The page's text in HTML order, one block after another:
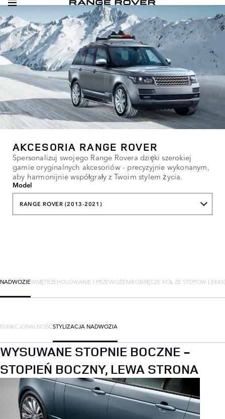
AKCESORIA RANGE ROVER
Spersonalizuj swojego Range Rovera dzięki szerokiej
gamie oryginalnych akcesoriów - precyzyjnie wykonanym,
aby harmonijnie współgrały z Twoim stylem życia.
Model
RANGE ROVER (2013-2021)
NADWOZIEWNĘTRZEHOLOWANIE I PRZEWOŻENIEOBRĘCZE KÓŁ ZE STOPÓW
FUNKCJONALNOŚĆSTYLIZACJA NADWOZIA
WYSUWANE STOPNIE BOCZNE -
STOPIEŃ BOCZNY, LEWA STRONA